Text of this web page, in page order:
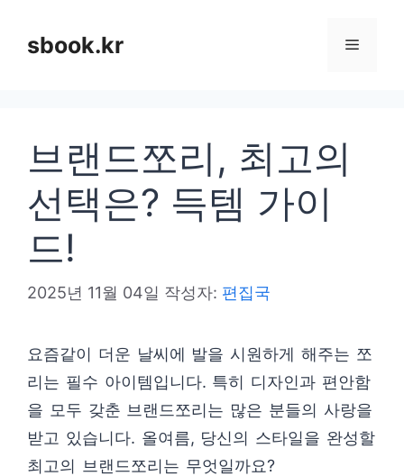
sbook.kr 메
브랜드쪼리, 최고의
선택은? 득템 가이
드!
2025년 11월 04일 작성자: 편집국
요즘같이 더운 날씨에 발을 시원하게 해주는 쪼
리는 필수 아이템입니다. 특히 디자인과 편안함
을 모두 갖춘 브랜드쪼리는 많은 분들의 사랑을
받고 있습니다. 올여름, 당신의 스타일을 완성할
최고의 브랜드쪼리는 무엇일까요?